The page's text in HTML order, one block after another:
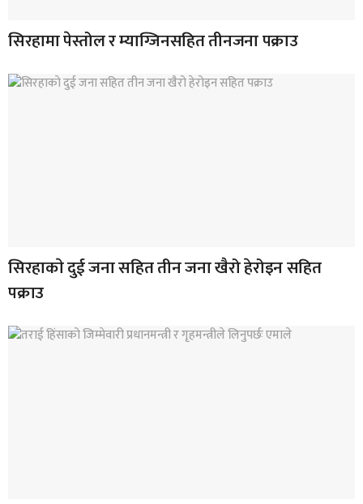
सिरहामा पेस्तोल र म्याग्जिनसहित तीनजना पक्राउ
सिरहाकाे दुई जना सहित तीन जना खैरो हेरोइन सहित
पक्राउ